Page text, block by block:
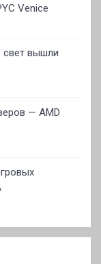
Venice
свет вышли
— AMD